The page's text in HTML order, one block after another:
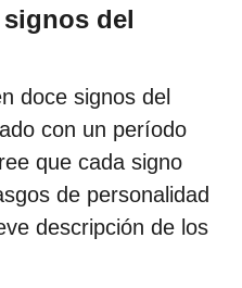
del
doce signos del
con un período
que cada signo
de personalidad
descripción de los